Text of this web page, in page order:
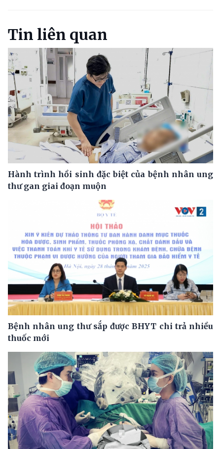
Tin liên quan
Hành trình hồi sinh đặc biệt của bệnh nhân ung
thư gan giai đoạn muộn
Bệnh nhân ung thư sắp được BHYT chi trả nhiều
thuốc mới